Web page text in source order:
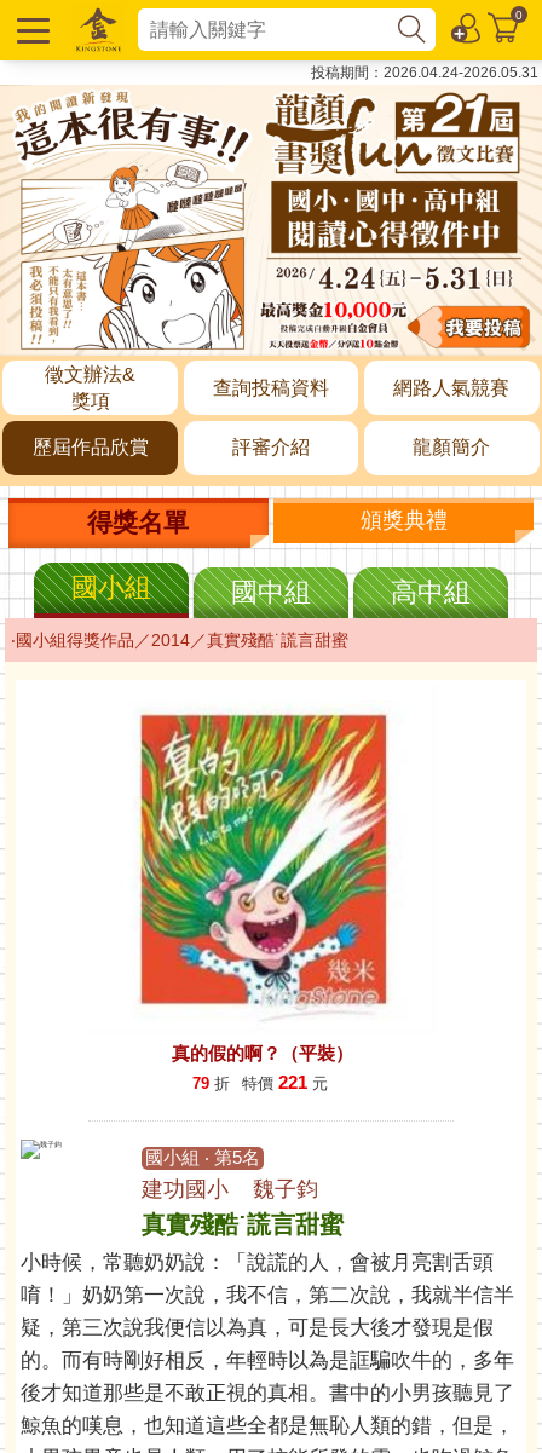
0
投稿期間：2026.04.24-2026.05.31
徵文辦法&
獎項
查詢投稿資料 網路人氣競賽
歷屆作品欣賞 評審介紹 龍顏簡介
得獎名單 頒獎典禮
國小組 國中組 高中組
‧國小組得獎作品／2014／真實殘酷˙謊言甜蜜
真的假的啊？（平裝）
79 折 特價 221 元
國小組 ‧ 第5名
建功國小 魏子鈞
真實殘酷˙謊言甜蜜
小時候，常聽奶奶說：「說謊的人，會被月亮割舌頭
唷！」奶奶第一次說，我不信，第二次說，我就半信半
疑，第三次說我便信以為真，可是長大後才發現是假
的。而有時剛好相反，年輕時以為是誆騙吹牛的，多年
後才知道那些是不敢正視的真相。書中的小男孩聽見了
鯨魚的嘆息，也知道這些全都是無恥人類的錯，但是，